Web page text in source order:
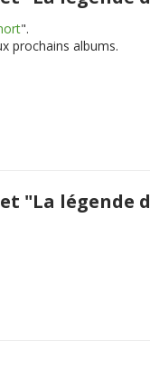
".
prochains albums.
"La légende